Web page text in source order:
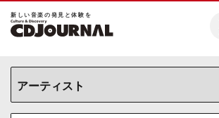
新しい⾳楽の発⾒と体験を